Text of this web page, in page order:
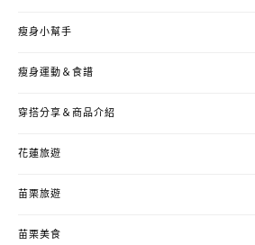
瘦身小幫手
瘦身運動＆食譜
穿搭分享＆商品介紹
花蓮旅遊
苗栗旅遊
苗栗美食